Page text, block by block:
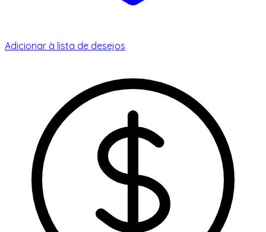
Adicionar à lista de desejos